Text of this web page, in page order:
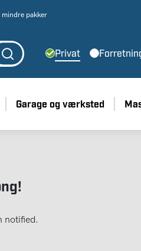
pakker
Privat
Garage og værksted
notified.